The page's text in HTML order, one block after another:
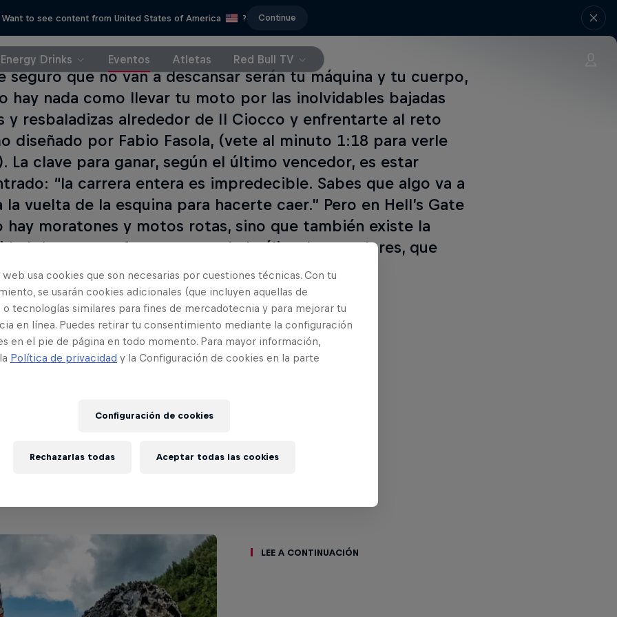
Want to see content from United States of America ? Continue
Energy Drinks Eventos Atletas Red Bull TV
seguro que no van a descansar serán tu máquina y tu cuerpo,
hay nada como llevar tu moto por las inolvidables bajadas
y resbaladizas alrededor de Il Ciocco y enfrentarte al reto
diseñado por Fabio Fasola, (vete al minuto 1:18 para verle
La clave para ganar, según el último vencedor, es estar
“la carrera entera es impredecible. Sabes que algo va a
la vuelta de la esquina para hacerte caer.” Pero en Hell’s Gate
hay moratones y motos rotas, sino que también existe la
de entrar a formar parte de la élite de ganadores, que
al triple vencedor Graham Jarvis.
Lee a continuación
web usa cookies que son necesarias por cuestiones técnicas. Con tu
se usarán cookies adicionales (que incluyen aquellas de
tecnologías similares para fines de mercadotecnia y para mejorar tu
en línea. Puedes retirar tu consentimiento mediante la configuración
en el pie de página en todo momento. Para mayor información,
Política de privacidad y la Configuración de cookies en la parte
Configuración de cookies
Rechazarlas todas Aceptar todas las cookies